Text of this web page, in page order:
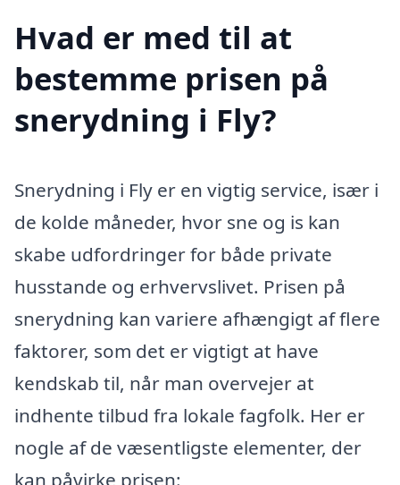
Hvad er med til at
bestemme prisen på
snerydning i Fly?
Snerydning i Fly er en vigtig service, især i
de kolde måneder, hvor sne og is kan
skabe udfordringer for både private
husstande og erhvervslivet. Prisen på
snerydning kan variere afhængigt af flere
faktorer, som det er vigtigt at have
kendskab til, når man overvejer at
indhente tilbud fra lokale fagfolk. Her er
nogle af de væsentligste elementer, der
kan påvirke prisen: